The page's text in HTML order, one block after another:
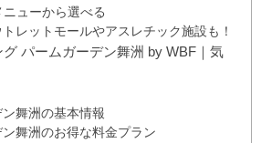
ューから選べる
レットモールやアスレチック施設も！
パームガーデン舞洲 by WBF｜気
舞洲の基本情報
舞洲のお得な料金プラン